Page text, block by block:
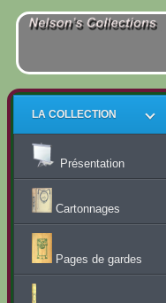
LA COLLECTION
Présentation
Cartonnages
Pages de gardes